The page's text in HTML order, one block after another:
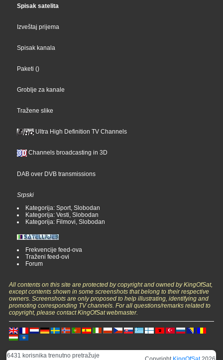
Spisak satelita
Izveštaj prijema
Spisak kanala
Paketi ()
Groblje za kanale
Tražene slike
Ultra High Definition TV Channels
Channels broadcasting in 3D
DAB over DVB transmissions
Srpski
Kategorija: Sport, Slobodan
Kategorija: Vesti, Slobodan
Kategorija: Filmovi, Slobodan
Frekvencije feed-ova
Traženi feed-ovi
Forum
All contents on this site are protected by copyright and owned by KingOfSat,
except contents shown in some screenshots that belong to their respective
owners. Screenshots are only proposed to help illustrating, identifying and
promoting corresponding TV channels. For all questions/remarks related to
copyright, please contact KingOfSat webmaster.
6431 korisnika trenutno pretražuje